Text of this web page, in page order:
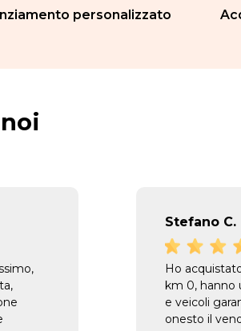
personalizzato
Stefano C.
Ho
km 0, hanno
e veicoli
onesto il